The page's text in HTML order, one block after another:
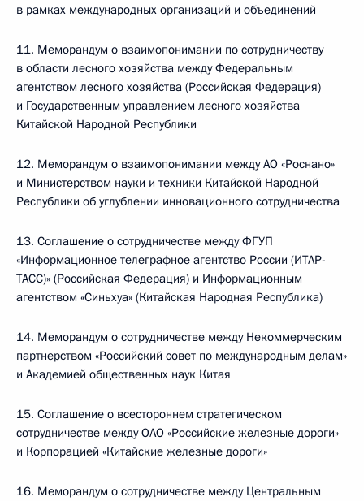
в рамках международных организаций и объединений
11. Меморандум о взаимопонимании по сотрудничеству
в области лесного хозяйства между Федеральным
агентством лесного хозяйства (Российская Федерация)
и Государственным управлением лесного хозяйства
Китайской Народной Республики
12. Меморандум о взаимопонимании между АО «Роснано»
и Министерством науки и техники Китайской Народной
Республики об углублении инновационного сотрудничества
13. Соглашение о сотрудничестве между ФГУП
«Информационное телеграфное агентство России (ИТАР-
ТАСС)» (Российская Федерация) и Информационным
агентством «Синьхуа» (Китайская Народная Республика)
14. Меморандум о сотрудничестве между Некоммерческим
партнерством «Российский совет по международным делам»
и Академией общественных наук Китая
15. Соглашение о всестороннем стратегическом
сотрудничестве между ОАО «Российские железные дороги»
и Корпорацией «Китайские железные дороги»
16. Меморандум о сотрудничестве между Центральным